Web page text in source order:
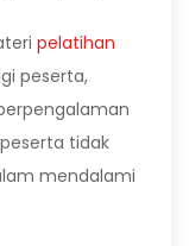
pelatihan
peserta,
tidak
mendalami